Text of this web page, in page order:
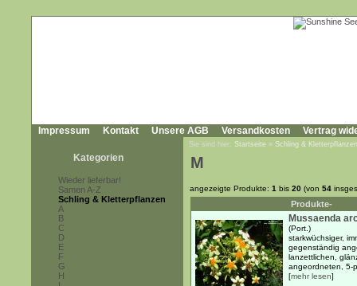
Impressum Kontakt Unsere AGB Versandkosten Vertrag
Kategorien
Wieder lieferbar!
Samen A-Z
Schling & Kletterpflanzen
A
B
C
D
E
F
G
H
Sie sind hier: Startseite » Schling & Kletterpflanzen
M
angezeigte Produkte: 1 bis 20 (von 54
Produkte-
Mussaenda
(Port.)
starkwüchsiger,
gegenständig
lanzettlichen,
angeordneten, 5-
[mehr lesen]